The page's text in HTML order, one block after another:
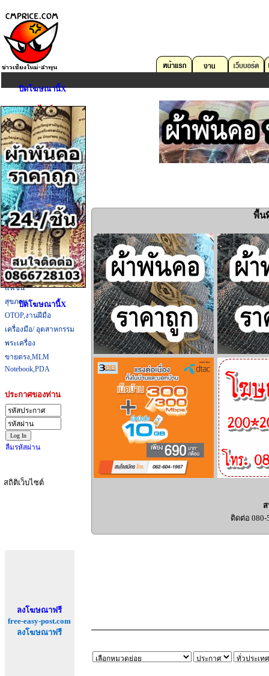
ตลาดออนไลน์
คอมพิวเตอร์
บริการด้าน IT
อสังหาริมทรัพย์
ยานพาหนะ
งาน
อุปกรณ์สื่อสาร
กล้องถ่ายรูป
Game,Entertain«
ดนตรี,กีฬา,สัตว์เลี้ยง
การศึกษา,หนังสือ
เครื่องมือเครื่องใช้
ที่กิน,ที่เที่ยว
แฟชั่น
สุขภาพ
OTOP,งานฝีมือ
เครื่องมือ/ อุตสาหกรรม
พระเครื่อง
ขายตรง,MLM
Notebook,PDA
ประกาศของท่าน
ลืมรหัสผ่าน
สถิติเว็บไซต์
ลงโฆษณาฟรี
free-easy-post.com
ลงโฆษณาฟรี
พื้น
ติดต่อ 080-
ปิดโฆษณานี้X
ปิดโฆษณานี้X